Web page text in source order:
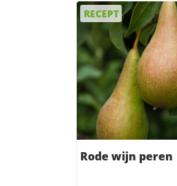
RECEPT
Rode wijn peren